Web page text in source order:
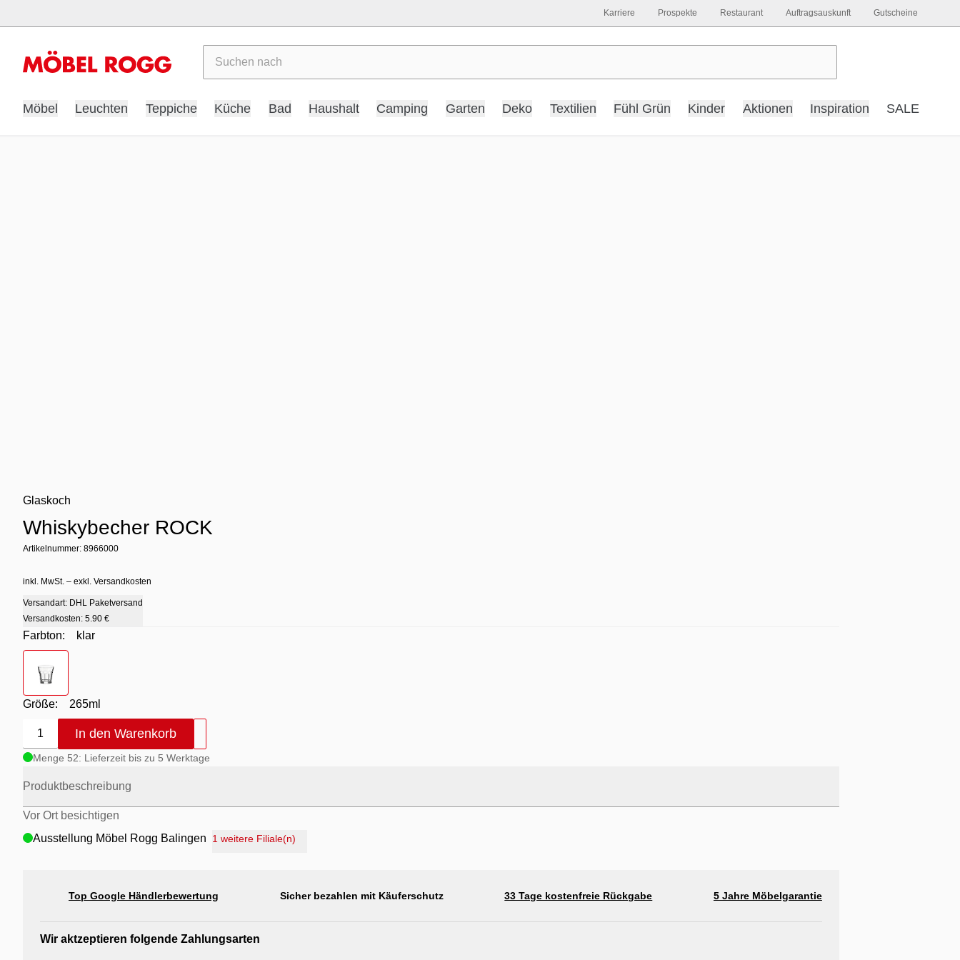
Möbel Leuchten Teppiche Küche Bad Haushalt Camping Garten Deko Textilien Fühl Grün Kinder Aktionen Inspiration SALE
Karriere Prospekte Restaurant Auftragsauskunft Gutscheine
Glaskoch
Whiskybecher ROCK
Artikelnummer: 8966000
inkl. MwSt. – exkl. Versandkosten
Versandart: DHL Paketversand
Versandkosten: 5.90 €
Farbton:
klar
Größe: 265ml
1 In den Warenkorb
Menge 52: Lieferzeit bis zu 5 Werktage
Produktbeschreibung
Vor Ort besichtigen
Ausstellung Möbel Rogg Balingen
Ausstellung Rogg & Roll Reutlingen
Ausstellung Möbel Rogg Reutlingen
1 weitere Filiale(n)
Top Google Händlerbewertung Sicher bezahlen mit Käuferschutz 33 Tage kostenfreie Rückgabe 5 Jahre Möbelgarantie
Wir aktzeptieren folgende Zahlungsarten